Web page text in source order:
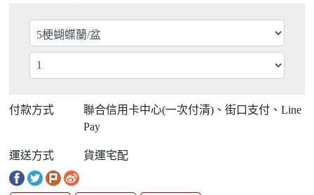
付款方式
聯合信用卡中心(一次付清)、街口支付、Line
Pay
運送方式 貨運宅配